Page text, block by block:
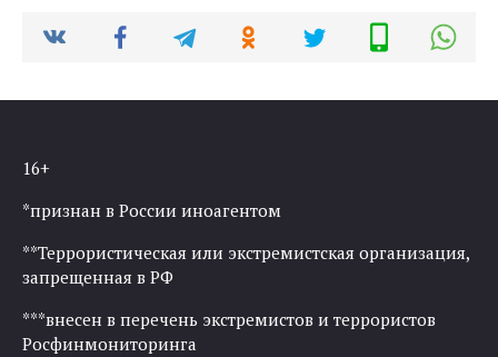
16+
*признан в России иноагентом
**Террористическая или экстремистская организация,
запрещенная в РФ
***внесен в перечень экстремистов и террористов
Росфинмониторинга